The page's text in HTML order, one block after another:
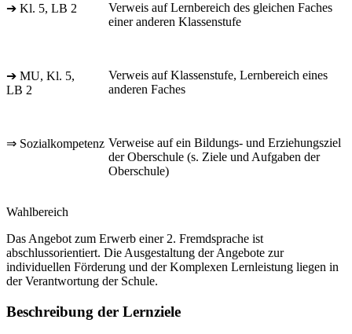
➔ Kl. 5, LB 2
Verweis auf Lernbereich des gleichen Faches
einer anderen Klassenstufe
➔ MU, Kl. 5,
LB 2
Verweis auf Klassenstufe, Lernbereich eines
anderen Faches
⇒ Sozialkompetenz Verweise auf ein Bildungs- und Erziehungsziel
der Oberschule (s. Ziele und Aufgaben der
Oberschule)
Wahlbereich
Das Angebot zum Erwerb einer 2. Fremdsprache ist
abschlussorientiert. Die Ausgestaltung der Angebote zur
individuellen Förderung und der Komplexen Lernleistung liegen in
der Verantwortung der Schule.
Beschreibung der Lernziele